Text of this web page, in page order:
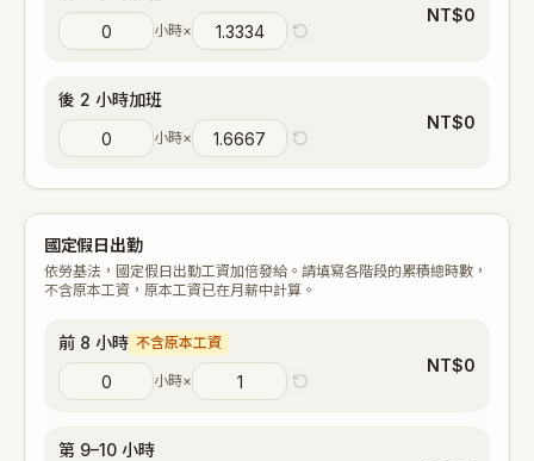
小時×
NT$0
後 2 小時加班
小時×
NT$0
國定假日出勤
依勞基法，國定假日出勤工資加倍發給。請填寫各階段的累積總時數，
不含原本工資，原本工資已在月薪中計算。
前 8 小時 不含原本工資
小時×
NT$0
第 9–10 小時